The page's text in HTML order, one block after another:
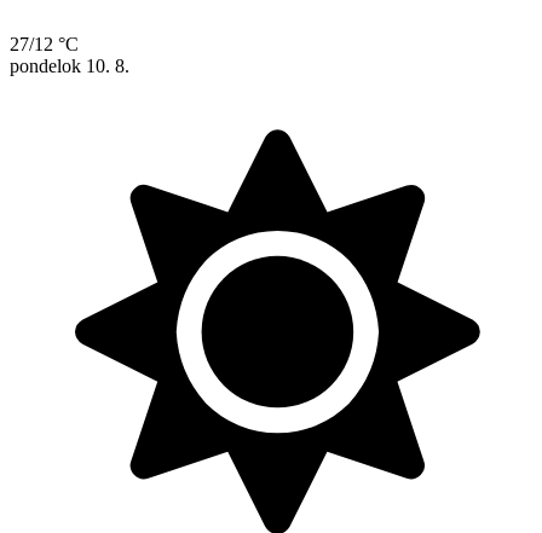
27/12 °C
pondelok 10. 8.